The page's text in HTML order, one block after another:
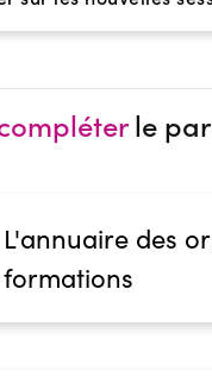
le
L'annuaire des
formations